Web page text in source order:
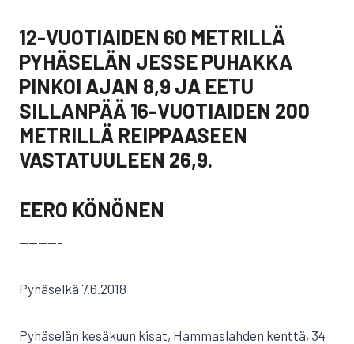
12-VUOTIAIDEN 60 METRILLÄ
PYHÄSELÄN JESSE PUHAKKA
PINKOI AJAN 8,9 JA EETU
SILLANPÄÄ 16-VUOTIAIDEN 200
METRILLÄ REIPPAASEEN
VASTATUULEEN 26,9.
EERO KÖNÖNEN
————-
Pyhäselkä 7.6.2018
Pyhäselän kesäkuun kisat, Hammaslahden kenttä, 34